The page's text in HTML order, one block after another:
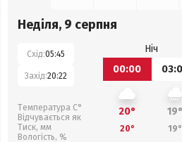
Неділя, 9 серпня
Схід:05:45
Захід:20:22
Температура С°
Відчувається як
Тиск, мм
Вологість, %
Ніч
00:00
20° 19°
20° 19°